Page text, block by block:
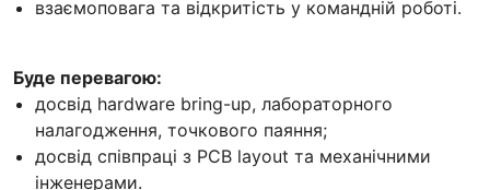
взаємоповага та відкритість у командній роботі.
Буде перевагою:
досвід hardware bring-up, лабораторного
налагодження, точкового паяння;
досвід співпраці з PCB layout та механічними
інженерами.